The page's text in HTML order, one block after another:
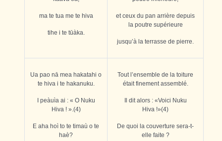
ma te tua me te hiva
tihe i te tūàka.
et ceux du pan arrière depuis
la poutre supérieure
jusqu’à la terrasse de pierre.
Ua pao nā mea hakatahi o
te hiva i te hakanuku.
I peàuìa ai : « O Nuku
Hiva ! ».(4)
E aha hoì to te timaù o te
haè?
Tout l’ensemble de la toiture
étaitfinement assemblé.
Il dit alors : «Voici Nuku
Hiva !»(4)
De quoi la couverture sera-t-
elle faite ?